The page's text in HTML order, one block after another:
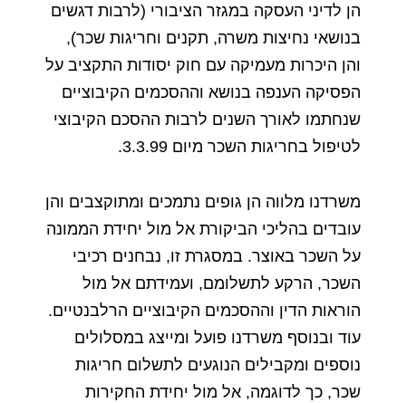
הן לדיני העסקה במגזר הציבורי (לרבות דגשים
בנושאי נחיצות משרה, תקנים וחריגות שכר),
והן היכרות מעמיקה עם חוק יסודות התקציב על
הפסיקה הענפה בנושא וההסכמים הקיבוציים
שנחתמו לאורך השנים לרבות ההסכם הקיבוצי
לטיפול בחריגות השכר מיום
משרדנו מלווה הן גופים נתמכים ומתוקצבים והן
עובדים בהליכי הביקורת אל מול יחידת הממונה
על השכר באוצר. במסגרת זו, נבחנים רכיבי
השכר, הרקע לתשלומם, ועמידתם אל מול
הוראות הדין וההסכמים הקיבוציים הרלבנטיים.
עוד ובנוסף משרדנו פועל ומייצג במסלולים
נוספים ומקבילים הנוגעים לתשלום חריגות
שכר, כך לדוגמה, אל מול יחידת החקירות